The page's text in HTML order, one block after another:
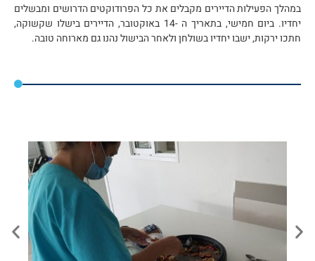
במהלך הפעילות הדיירים מקבלים את כל הפרודוקטים הדרושים ומבשלים
יחדיו. ביום חמישי, בתאריך ה -14 באוקטובר, הדיירים בישלו שקשוקה,
חתכו ירקות, ישבו יחדיו בשולחן ולאחר הבישול נהנו גם מארוחה טובה.